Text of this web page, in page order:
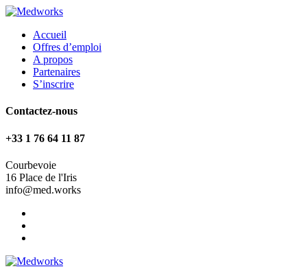
Accueil
Offres d’emploi
A propos
Partenaires
S’inscrire
Contactez-nous
+33 1 76 64 11 87
Courbevoie
16 Place de l'Iris
info@med.works